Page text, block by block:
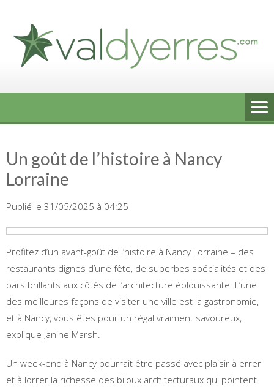
content
Un goût de l’histoire à Nancy
Lorraine
Publié le 31/05/2025 à 04:25
Profitez d’un avant-goût de l’histoire à Nancy Lorraine – des
restaurants dignes d’une fête, de superbes spécialités et des
bars brillants aux côtés de l’architecture éblouissante. L’une
des meilleures façons de visiter une ville est la gastronomie,
et à Nancy, vous êtes pour un régal vraiment savoureux,
explique Janine Marsh.
Un week-end à Nancy pourrait être passé avec plaisir à errer
et à lorrer la richesse des bijoux architecturaux qui pointent